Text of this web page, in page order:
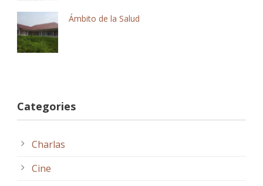
Ámbito de la Salud
Categories
Charlas
Cine